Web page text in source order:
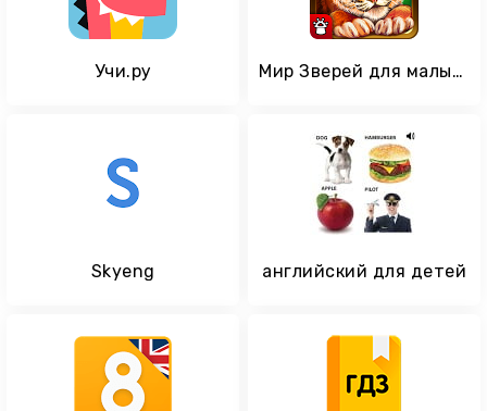
Учи.ру Мир Зверей для малышей! FULL
Skyeng английский для детей